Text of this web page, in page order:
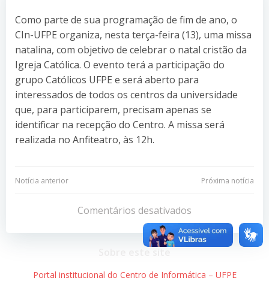
Como parte de sua programação de fim de ano, o
CIn-UFPE organiza, nesta terça-feira (13), uma missa
natalina, com objetivo de celebrar o natal cristão da
Igreja Católica. O evento terá a participação do
grupo Católicos UFPE e será aberto para
interessados de todos os centros da universidade
que, para participarem, precisam apenas se
identificar na recepção do Centro. A missa será
realizada no Anfiteatro, às 12h.
Navegação
Post
Notícia anterior
Navegação
de
Post
Próxima notícia
Comentários desativados
Portal institucional do Centro de Informática – UFPE